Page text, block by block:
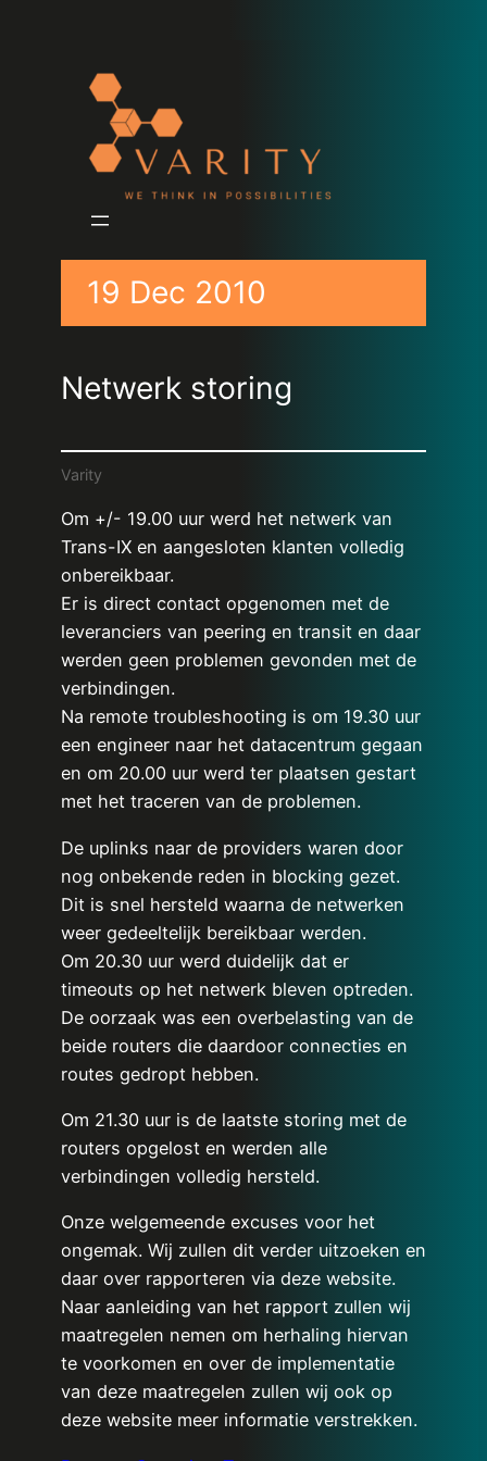
19 Dec 2010
Netwerk storing
Varity
Om +/- 19.00 uur werd het netwerk van
Trans-IX en aangesloten klanten volledig
onbereikbaar.
Er is direct contact opgenomen met de
leveranciers van peering en transit en daar
werden geen problemen gevonden met de
verbindingen.
Na remote troubleshooting is om 19.30 uur
een engineer naar het datacentrum gegaan
en om 20.00 uur werd ter plaatsen gestart
met het traceren van de problemen.
De uplinks naar de providers waren door
nog onbekende reden in blocking gezet.
Dit is snel hersteld waarna de netwerken
weer gedeeltelijk bereikbaar werden.
Om 20.30 uur werd duidelijk dat er
timeouts op het netwerk bleven optreden.
De oorzaak was een overbelasting van de
beide routers die daardoor connecties en
routes gedropt hebben.
Om 21.30 uur is de laatste storing met de
routers opgelost en werden alle
verbindingen volledig hersteld.
Onze welgemeende excuses voor het
ongemak. Wij zullen dit verder uitzoeken en
daar over rapporteren via deze website.
Naar aanleiding van het rapport zullen wij
maatregelen nemen om herhaling hiervan
te voorkomen en over de implementatie
van deze maatregelen zullen wij ook op
deze website meer informatie verstrekken.